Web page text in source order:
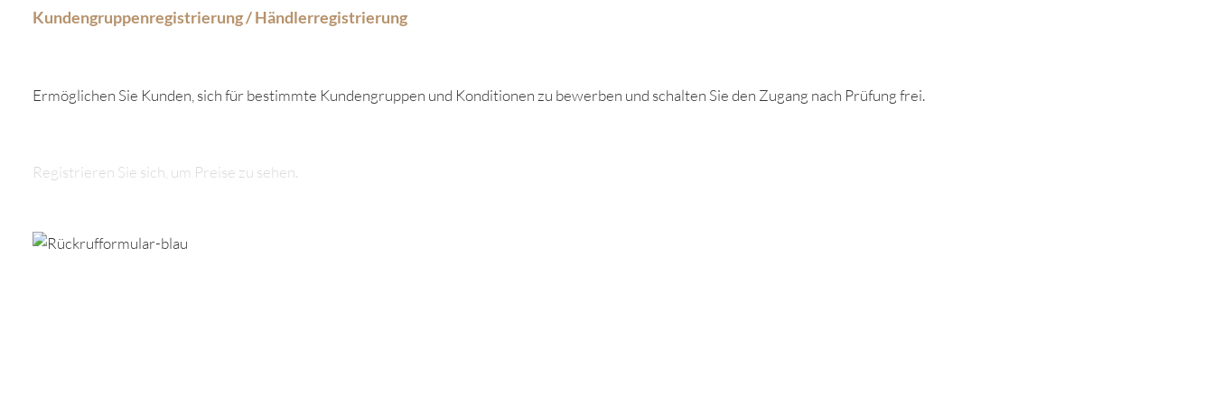
Kundengruppenregistrierung / Händlerregistrierung
Ermöglichen Sie Kunden, sich für bestimmte Kundengruppen und Konditionen zu bewerben und schalten Sie den Zugang nach Prüfung frei.
Registrieren Sie sich, um Preise zu sehen.